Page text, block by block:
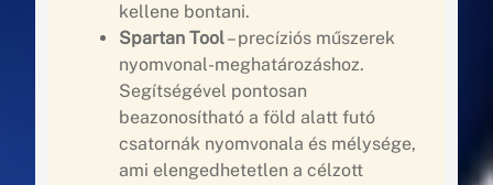
kellene bontani.
Spartan Tool– precíziós műszerek
nyomvonal-meghatározáshoz.
Segítségével pontosan
beazonosítható a föld alatt futó
csatornák nyomvonala és mélysége,
ami elengedhetetlen a célzott